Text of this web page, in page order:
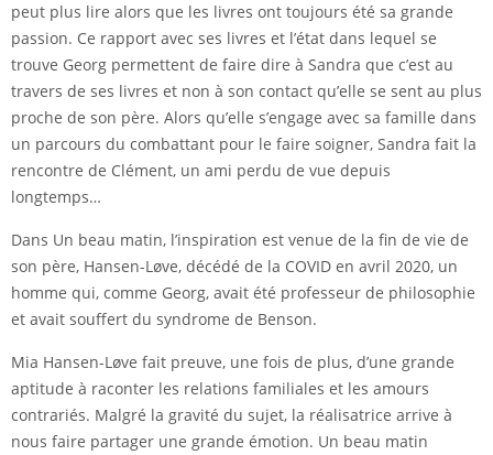
peut plus lire alors que les livres ont toujours été sa grande
passion. Ce rapport avec ses livres et l’état dans lequel se
trouve Georg permettent de faire dire à Sandra que c’est au
travers de ses livres et non à son contact qu’elle se sent au plus
proche de son père. Alors qu’elle s’engage avec sa famille dans
un parcours du combattant pour le faire soigner, Sandra fait la
rencontre de Clément, un ami perdu de vue depuis
longtemps…
Dans Un beau matin, l’inspiration est venue de la fin de vie de
son père, Hansen-Løve, décédé de la COVID en avril 2020, un
homme qui, comme Georg, avait été professeur de philosophie
et avait souffert du syndrome de Benson.
Mia Hansen-Løve fait preuve, une fois de plus, d’une grande
aptitude à raconter les relations familiales et les amours
contrariés. Malgré la gravité du sujet, la réalisatrice arrive à
nous faire partager une grande émotion. Un beau matin